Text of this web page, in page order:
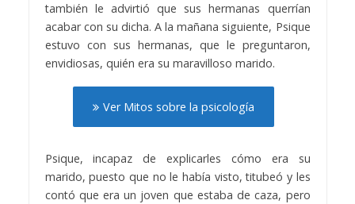
también le advirtió que sus hermanas querrían
acabar con su dicha. A la mañana siguiente, Psique
estuvo con sus hermanas, que le preguntaron,
envidiosas, quién era su maravilloso marido.
Ver Mitos sobre la psicología
Psique, incapaz de explicarles cómo era su
marido, puesto que no le había visto, titubeó y les
contó que era un joven que estaba de caza, pero